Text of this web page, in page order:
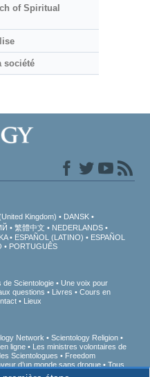
of Spiritual
société
Kingdom)
DANSK
繁體中文
NEDERLANDS
ESPAÑOL (LATINO)
ESPAÑOL
PORTUGUÊS
de Scientologie
Une voix pour
questions Livres
Cours en
Lieux
Network
Scientology Religion
ligne
Les ministres volontaires de
Scientologues
Freedom
d’un monde sans drogue
Tous
pour les droits de l’Homme